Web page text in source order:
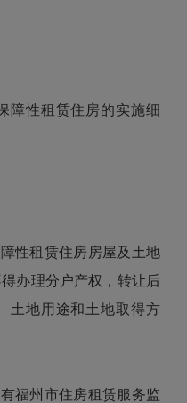
性租赁住房的实施细
租赁住房房屋及土地
办理分户产权，转让后
土地用途和土地取得方
州市住房租赁服务监